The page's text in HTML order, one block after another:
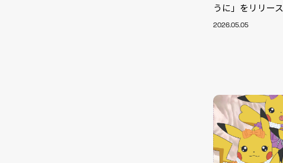
うに」をリリース
2026.05.05